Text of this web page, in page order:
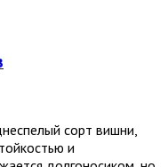
сорт вишни,
и